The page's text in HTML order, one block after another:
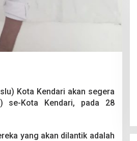
Kota Kendari akan segera
se-Kota Kendari, pada 28
yang akan dilantik adalah
Mahasiswa Ditikam
Usai Cekcok saat Pesta
| 29 Juni 2026